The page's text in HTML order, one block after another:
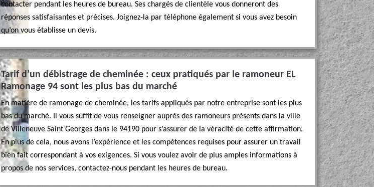
contacter pendant les heures de bureau. Ses chargés de clientèle vous donneront des
réponses satisfaisantes et précises. Joignez-la par téléphone également si vous avez besoin
qu’on vous établisse un devis.
Tarif d’un débistrage de cheminée : ceux pratiqués par le ramoneur EL
Ramonage 94 sont les plus bas du marché
En matière de ramonage de cheminée, les tarifs appliqués par notre entreprise sont les plus
bas du marché. Il vous suffit de vous renseigner auprès des ramoneurs présents dans la ville
de Villeneuve Saint Georges dans le 94190 pour s’assurer de la véracité de cette affirmation.
En plus de cela, nous avons l’expérience et les compétences requises pour assurer un travail
bien fait correspondant à vos exigences. Si vous voulez avoir de plus amples informations à
propos de nos services, contactez-nous pendant les heures de bureau.